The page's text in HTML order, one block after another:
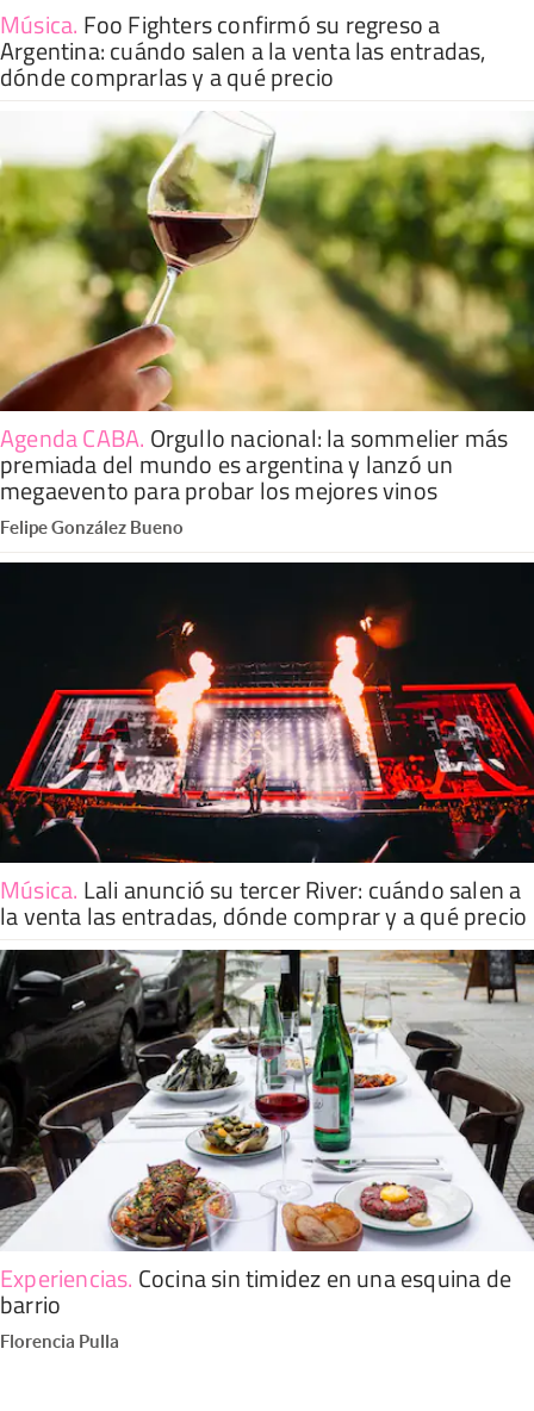
Música. Foo Fighters confirmó su regreso a
Argentina: cuándo salen a la venta las entradas,
dónde comprarlas y a qué precio
Agenda CABA. Orgullo nacional: la sommelier más
premiada del mundo es argentina y lanzó un
megaevento para probar los mejores vinos
Felipe González Bueno
Música. Lali anunció su tercer River: cuándo salen a
la venta las entradas, dónde comprar y a qué precio
Experiencias. Cocina sin timidez en una esquina de
barrio
Florencia Pulla